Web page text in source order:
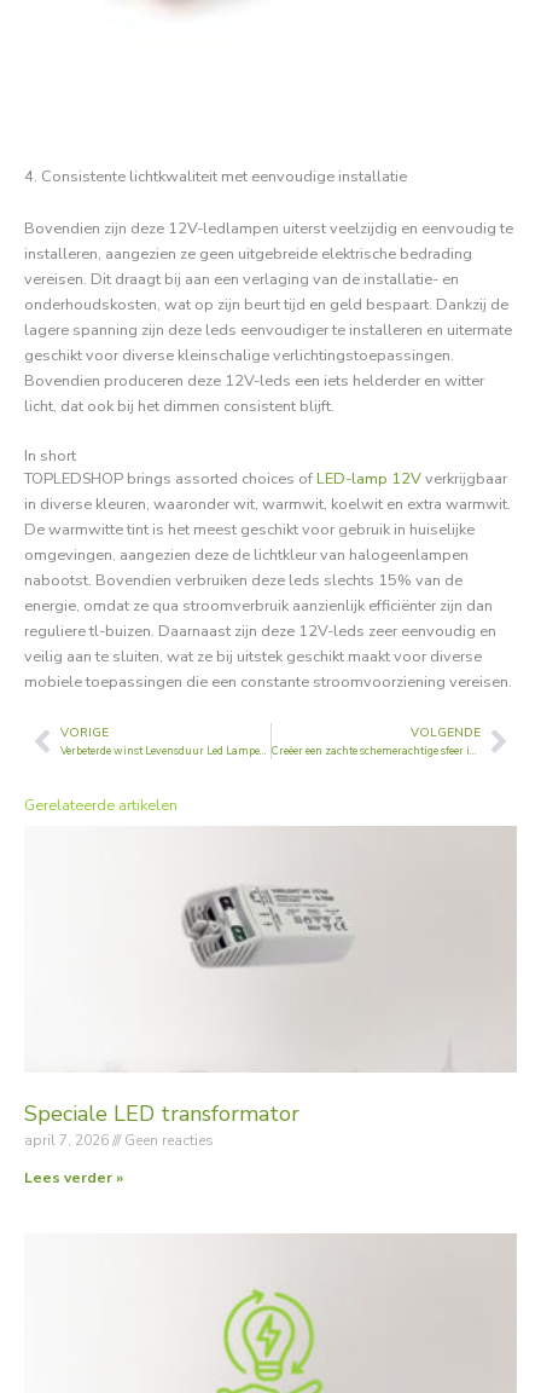
4. Consistente lichtkwaliteit met eenvoudige installatie
Bovendien zijn deze 12V-ledlampen uiterst veelzijdig en eenvoudig te
installeren, aangezien ze geen uitgebreide elektrische bedrading
vereisen. Dit draagt ​​bij aan een verlaging van de installatie- en
onderhoudskosten, wat op zijn beurt tijd en geld bespaart. Dankzij de
lagere spanning zijn deze leds eenvoudiger te installeren en uitermate
geschikt voor diverse kleinschalige verlichtingstoepassingen.
Bovendien produceren deze 12V-leds een iets helderder en witter
licht, dat ook bij het dimmen consistent blijft.
In short
TOPLEDSHOP brings assorted choices of LED-lamp 12Vverkrijgbaar
in diverse kleuren, waaronder wit, warmwit, koelwit en extra warmwit.
De warmwitte tint is het meest geschikt voor gebruik in huiselijke
omgevingen, aangezien deze de lichtkleur van halogeenlampen
nabootst. Bovendien verbruiken deze leds slechts 15% van de
energie, omdat ze qua stroomverbruik aanzienlijk efficiënter zijn dan
reguliere tl-buizen. Daarnaast zijn deze 12V-leds zeer eenvoudig en
veilig aan te sluiten, wat ze bij uitstek geschikt maakt voor diverse
mobiele toepassingen die een constante stroomvoorziening vereisen.
Vorige
VORIGE
Verbeterde winst Levensduur Led Lampen Met Hogere Cri
VOLGENDE
Creëer een zachte schemerachtige sfeer in de kamers door gebruik te maken van
Gerelateerde artikelen
Speciale LED transformator
april 7, 2026
Geen reacties
Lees verder »